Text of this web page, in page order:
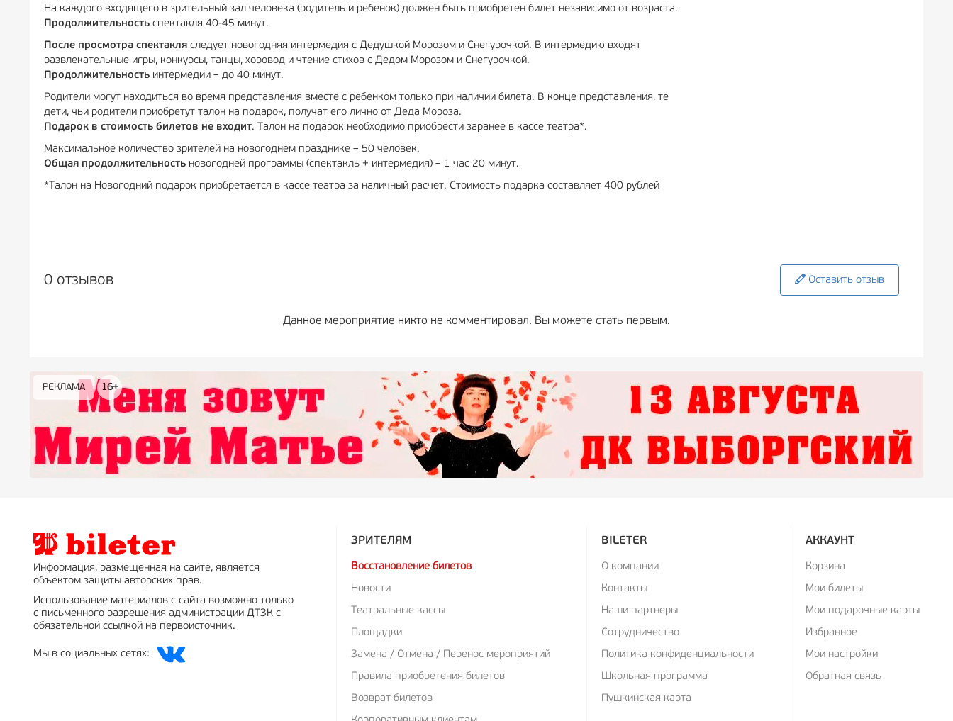
На каждого входящего в зрительный зал человека (родитель и ребенок) должен быть приобретен билет независимо от возраста.
Продолжительность спектакля 40-45 минут.
После просмотра спектакля следует новогодняя интермедия с Дедушкой Морозом и Снегурочкой. В интермедию входят
развлекательные игры, конкурсы, танцы, хоровод и чтение стихов с Дедом Морозом и Снегурочкой.
Продолжительность интермедии – до 40 минут.
Родители могут находиться во время представления вместе с ребенком только при наличии билета. В конце представления, те
дети, чьи родители приобретут талон на подарок, получат его лично от Деда Мороза.
Подарок в стоимость билетов не входит. Талон на подарок необходимо приобрести заранее в кассе театра*.
Максимальное количество зрителей на новогоднем празднике – 50 человек.
Общая продолжительность новогодней программы (спектакль + интермедия) – 1 час 20 минут.
*Талон на Новогодний подарок приобретается в кассе театра за наличный расчет. Стоимость подарка составляет 400 рублей
0 отзывов Оставить отзыв
Данное мероприятие никто не комментировал. Вы можете стать первым.
РЕКЛАМА 16+
РЕКЛАМА 16+
РЕКЛАМА 12+
РЕКЛАМА
РЕКЛАМА 0+
РЕКЛАМА 18+
Информация, размещенная на сайте, является
объектом защиты авторских прав.
Использование материалов с сайта возможно только
с письменного разрешения администрации ДТЗК с
обязательной ссылкой на первоисточник.
Мы в социальных сетях:
ЗРИТЕЛЯМ
Восстановление билетов
Новости
Театральные кассы
Площадки
Замена / Отмена / Перенос мероприятий
Правила приобретения билетов
Возврат билетов
BILETER
О компании
Контакты
Наши партнеры
Сотрудничество
Политика конфиденциальности
Школьная программа
Пушкинская карта
АККАУНТ
Корзина
Мои билеты
Мои подарочные карты
Избранное
Мои настройки
Обратная связь